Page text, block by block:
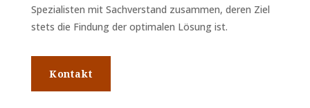
Spezialisten mit Sachverstand zusammen, deren Ziel
stets die Findung der optimalen Lösung ist.
Kontakt